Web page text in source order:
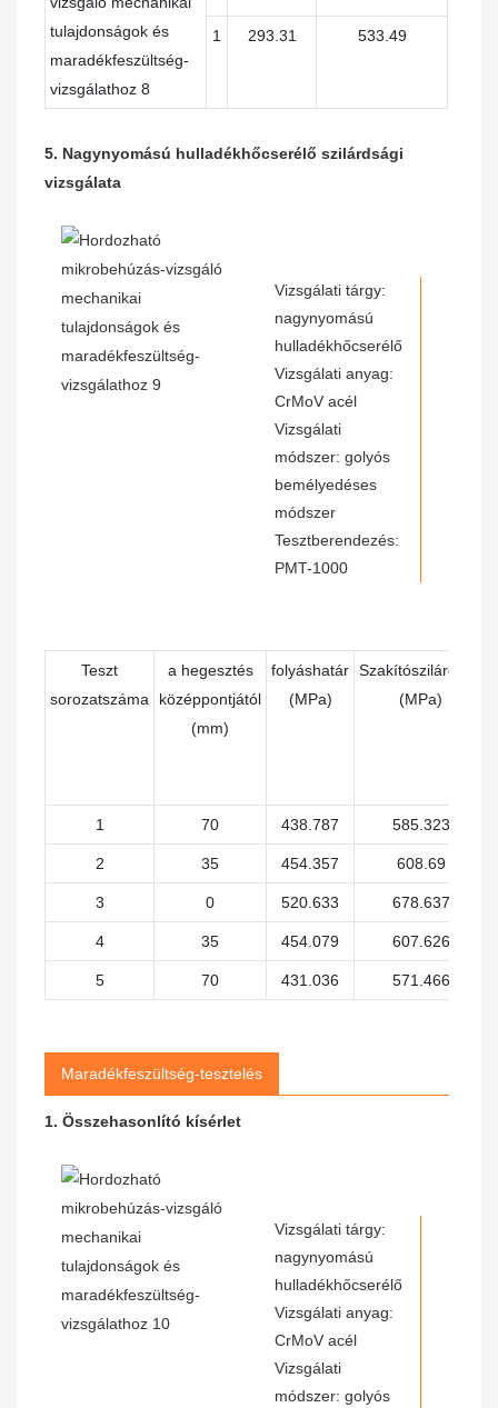
1 293.31 533.49
5. Nagynyomású hulladékhőcserélő szilárdsági
vizsgálata
Vizsgálati tárgy:
nagynyomású
hulladékhőcserélő
Vizsgálati anyag:
CrMoV acél
Vizsgálati
módszer: golyós
bemélyedéses
módszer
Tesztberendezés:
PMT-1000
Teszt
sorozatszáma
a hegesztés
középpontjától
(mm)
folyáshatár
(MPa)
Szakítószilárdság
(MPa)
1 70 438.787 585.323
2 35 454.357 608.69
3 0 520.633 678.637
4 35 454.079 607.626
5 70 431.036 571.466
Maradékfeszültség-tesztelés
1. Összehasonlító kísérlet
Vizsgálati tárgy:
nagynyomású
hulladékhőcserélő
Vizsgálati anyag:
CrMoV acél
Vizsgálati
módszer: golyós